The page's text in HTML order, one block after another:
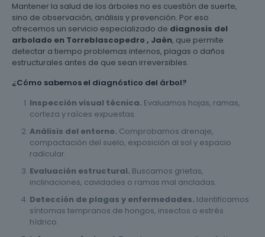
Mantener la salud de los árboles no es cuestión de suerte,
sino de observación, análisis y prevención. Por eso
ofrecemos un servicio especializado de diagnosis del
arbolado en Torreblascopedro , Jaén, que permite
detectar a tiempo problemas internos, plagas o daños
estructurales antes de que sean irreversibles.
¿Cómo sabemos el diagnóstico del árbol?
Inspección visual técnica. Evaluamos hojas, ramas,
corteza y raíces expuestas.
Análisis del entorno. Comprobamos drenaje,
compactación del suelo, exposición al sol y espacio
radicular.
Evaluación estructural. Buscamos grietas,
inclinaciones, cavidades o ramas mal ancladas.
Detección de plagas y enfermedades. Identificamos
síntomas tempranos de hongos, insectos o estrés
hídrico.